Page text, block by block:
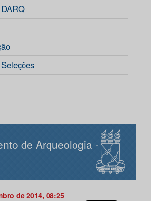
de Arqueologia -
de 2014, 08:25